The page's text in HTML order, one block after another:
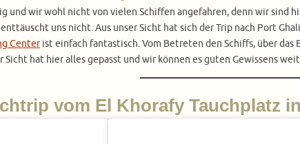
und wir wohl nicht von vielen Schiffen angefahren, denn wir sind
uns nicht. Aus unser Sicht hat sich der Trip nach Port
Centerist einfach fantastisch. Vom Betreten den Schiffs, über das
Sicht hat hier alles gepasst und wir können es guten Gewissens
vom El Khorafy Tauchplatz